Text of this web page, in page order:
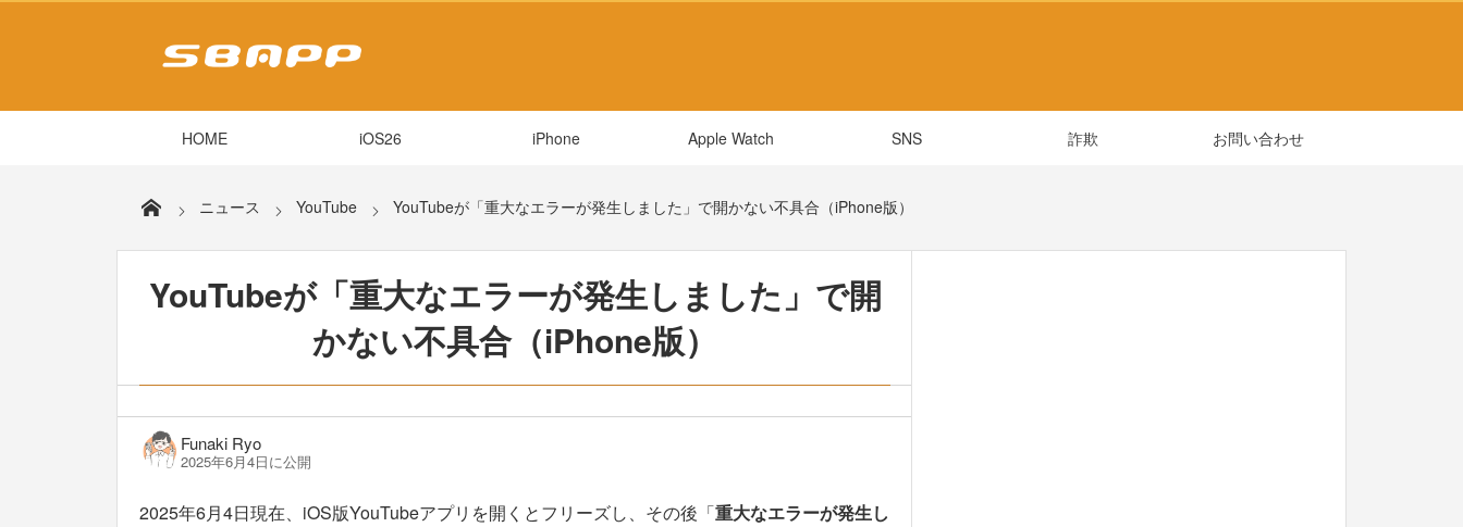
HOME iOS26 iPhone Apple Watch SNS 詐欺 お問い合わせ
ニュース YouTube YouTubeが「重大なエラーが発生しました」で開かない不具合（iPhone版）
YouTubeが「重大なエラーが発生しました」で開
かない不具合（iPhone版）
Funaki Ryo
2025年6月4日に公開
2025年6月4日現在、iOS版YouTubeアプリを開くとフリーズし、その後「重大なエラーが発生し